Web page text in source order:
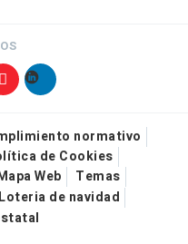
normativo
de Cookies
Web
Temas
Loteria de navidad